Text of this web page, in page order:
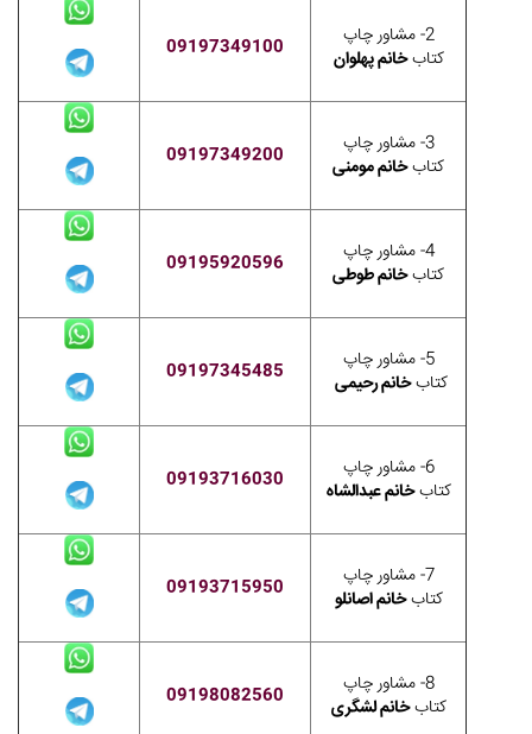
2- مشاور چاپ
کتابخانم پهلوان 09197349100
3- مشاور چاپ
کتابخانم مومنی 09197349200
4- مشاور چاپ
کتابخانم طوطی 09195920596
5- مشاور چاپ
کتابخانم رحیمی 09197345485
6- مشاور چاپ
کتابخانم عبدالشاه 09193716030
7- مشاور چاپ
کتابخانم اصانلو 09193715950
8- مشاور چاپ
کتابخانم لشگری 09198082560